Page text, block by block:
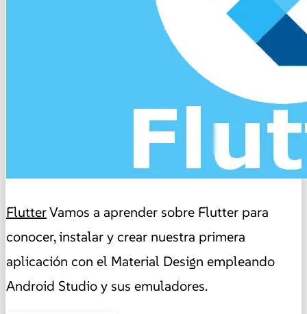
FlutterVamos a aprender sobre Flutter para
conocer, instalar y crear nuestra primera
aplicación con el Material Design empleando
Android Studio y sus emuladores.